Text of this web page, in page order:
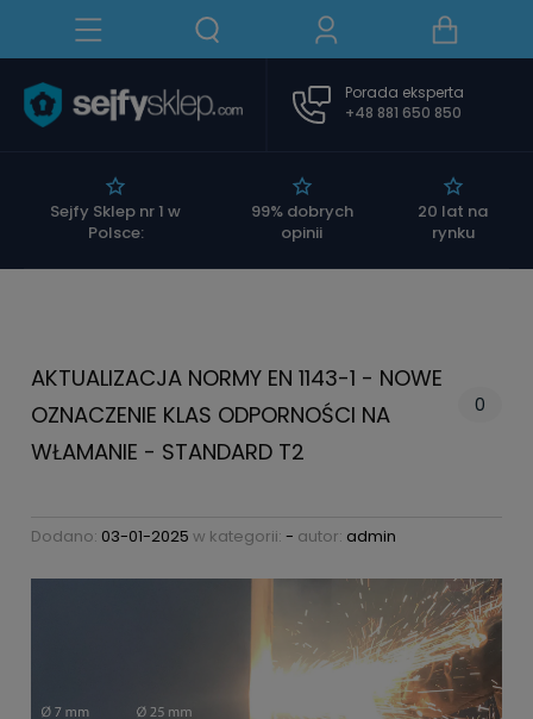
Sejfy Sklep nr 1 w
Polsce:
99% dobrych
opinii
20 lat na
rynku
Porada eksperta
+48 881 650 850
AKTUALIZACJA NORMY EN 1143-1 - NOWE
OZNACZENIE KLAS ODPORNOŚCI NA
WŁAMANIE - STANDARD T2
0
Dodano: 03-01-2025 w kategorii: - autor: admin